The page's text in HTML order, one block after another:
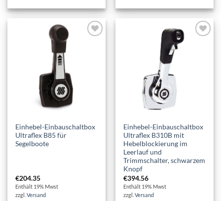
Einhebel-Einbauschaltbox
Ultraflex B85 für
Segelboote
€204.35
Enthält 19% Mwst
zzgl.Versand
Wunschliste
Einhebel-Einbauschaltbox
Ultraflex B310B mit
Hebelblockierung im
Leerlauf und
Trimmschalter, schwarzem
Knopf
€394.56
Enthält 19% Mwst
zzgl.Versand